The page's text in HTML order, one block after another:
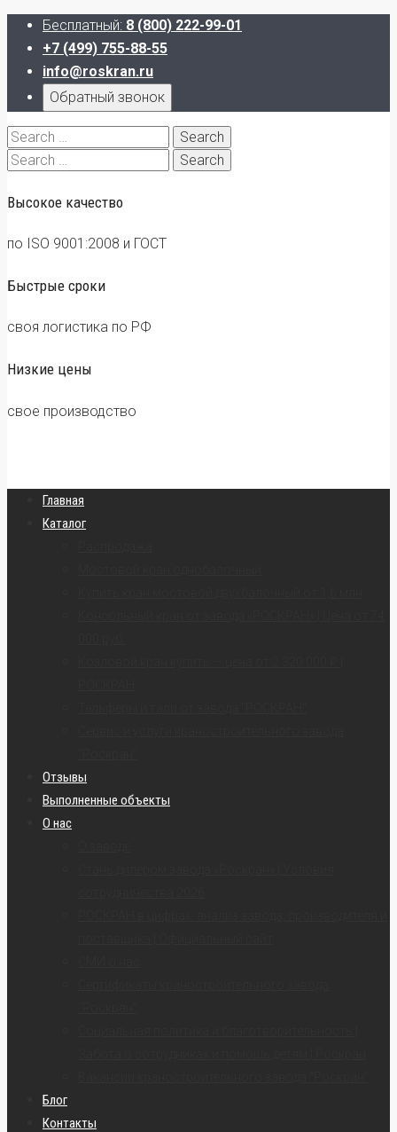
Бесплатный: 8 (800) 222-99-01
+7 (499) 755-88-55
info@roskran.ru
Обратный звонок
Search
for:
Search
Высокое качество
по ISO 9001:2008 и ГОСТ
Быстрые сроки
своя логистика по РФ
Низкие цены
свое производство
Главная
Каталог
Отзывы
Выполненные объекты
О нас
Блог
Контакты